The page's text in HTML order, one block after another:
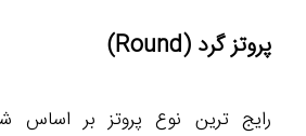
پروتز گرد (Round)
رایج ترین نوع پروتز بر اساس